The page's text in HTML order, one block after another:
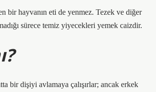
bir hayvanın eti de yenmez. Tezek ve diğer
sürece temiz yiyecekleri yemek caizdir.
bir dişiyi avlamaya çalışırlar; ancak erkek